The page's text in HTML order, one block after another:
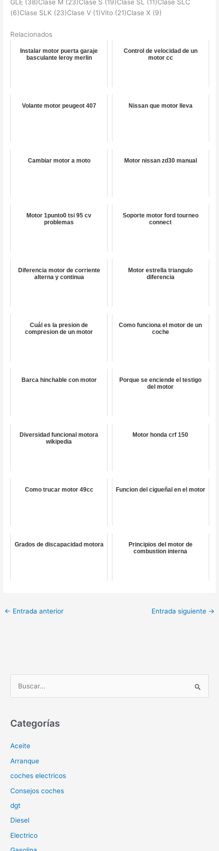
GLE (38)Clase M (23)Clase S (19)Clase SL (11)Clase SLC
(6)Clase SLK (23)Clase V (1)Vito (21)Clase X (9)
Relacionados
Instalar motor puerta garaje
basculante leroy merlin
Control de velocidad de un
motor cc
Volante motor peugeot 407 Nissan que motor lleva
Cambiar motor a moto Motor nissan zd30 manual
Motor 1punto0 tsi 95 cv
problemas
Soporte motor ford tourneo
connect
Diferencia motor de corriente
alterna y continua
Motor estrella triangulo
diferencia
Cuál es la presion de
compresion de un motor
Como funciona el motor de un
coche
Barca hinchable con motor
Porque se enciende el testigo
del motor
Diversidad funcional motora
wikipedia
Motor honda crf 150
Como trucar motor 49cc Funcion del cigueñal en el motor
Grados de discapacidad motora
Principios del motor de
combustion interna
← Entrada anterior Entrada siguiente →
c
r
p
o
Categorías
Aceite
Arranque
coches electricos
Consejos coches
dgt
Diesel
Electrico